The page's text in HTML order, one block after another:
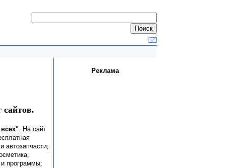
. На сайт
автозапчасти;
программы;
Реклама